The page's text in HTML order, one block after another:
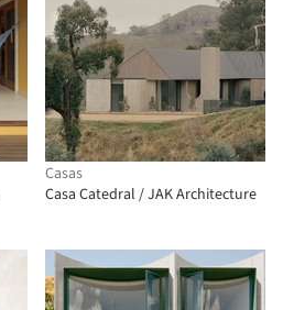
Casas
Casa Catedral / JAK Architecture